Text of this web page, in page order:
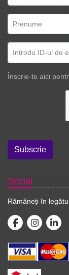
Prenume
Introdu ID-ul de
Înscrie-te aici
Subscrie
Social
Rămâneți în